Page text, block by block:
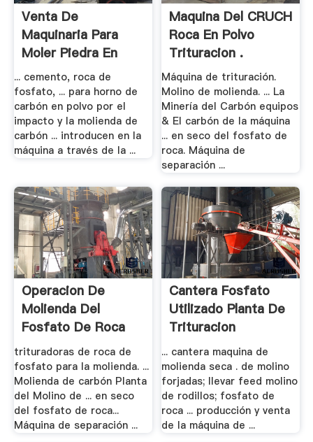
Venta De
Maquinaria Para
Moler Piedra En
Mexico
... cemento, roca de
fosfato, ... para horno de
carbón en polvo por el
impacto y la molienda de
carbón ... introducen en la
máquina a través de la ...
Maquina Del CRUCH
Roca En Polvo
Trituracion .
Máquina de trituración.
Molino de molienda. ... La
Minería del Carbón equipos
& El carbón de la máquina
... en seco del fosfato de
roca. Máquina de
separación ...
Operacion De
Molienda Del
Fosfato De Roca
trituradoras de roca de
fosfato para la molienda. ...
Molienda de carbón Planta
del Molino de ... en seco
del fosfato de roca...
Máquina de separación ...
Cantera Fosfato
Utilizado Planta De
Trituracion
... cantera maquina de
molienda seca . de molino
forjadas; llevar feed molino
de rodillos; fosfato de
roca ... producción y venta
de la máquina de ...